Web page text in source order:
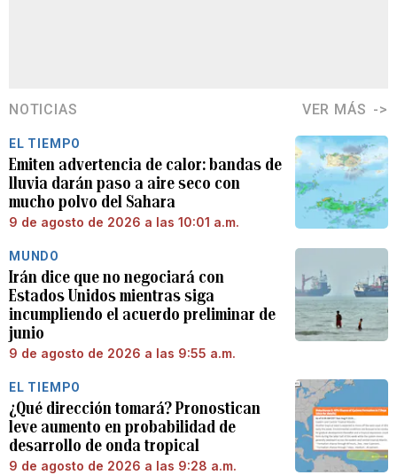
NOTICIAS VER MÁS
EL TIEMPO
Emiten advertencia de calor: bandas de
lluvia darán paso a aire seco con
mucho polvo del Sahara
9 de agosto de 2026 a las 10:01 a.m.
MUNDO
Irán dice que no negociará con
Estados Unidos mientras siga
incumpliendo el acuerdo preliminar de
junio
9 de agosto de 2026 a las 9:55 a.m.
EL TIEMPO
¿Qué dirección tomará? Pronostican
leve aumento en probabilidad de
desarrollo de onda tropical
9 de agosto de 2026 a las 9:28 a.m.